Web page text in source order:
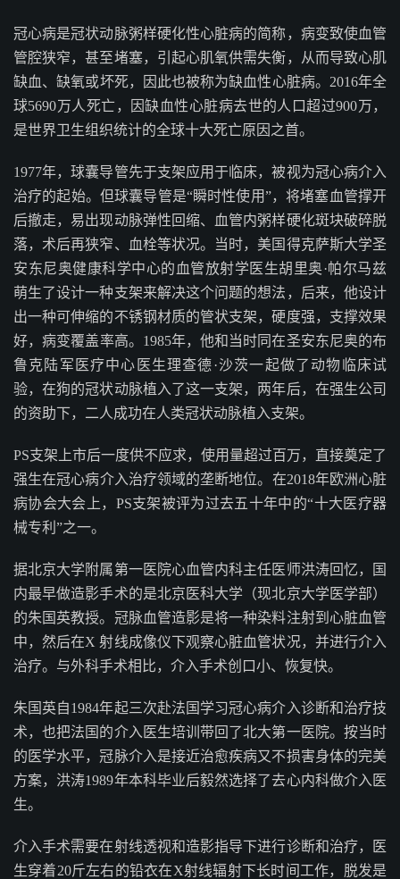
冠心病是冠状动脉粥样硬化性心脏病的简称，病变致使血管
管腔狭窄，甚至堵塞，引起心肌氧供需失衡，从而导致心肌
缺血、缺氧或坏死，因此也被称为缺血性心脏病。2016年全
球5690万人死亡，因缺血性心脏病去世的人口超过900万，
是世界卫生组织统计的全球十大死亡原因之首。
1977年，球囊导管先于支架应用于临床，被视为冠心病介入
治疗的起始。但球囊导管是“瞬时性使用”，将堵塞血管撑开
后撤走，易出现动脉弹性回缩、血管内粥样硬化斑块破碎脱
落，术后再狭窄、血栓等状况。当时，美国得克萨斯大学圣
安东尼奥健康科学中心的血管放射学医生胡里奥·帕尔马兹
萌生了设计一种支架来解决这个问题的想法，后来，他设计
出一种可伸缩的不锈钢材质的管状支架，硬度强，支撑效果
好，病变覆盖率高。1985年，他和当时同在圣安东尼奥的布
鲁克陆军医疗中心医生理查德·沙茨一起做了动物临床试
验，在狗的冠状动脉植入了这一支架，两年后，在强生公司
的资助下，二人成功在人类冠状动脉植入支架。
PS支架上市后一度供不应求，使用量超过百万，直接奠定了
强生在冠心病介入治疗领域的垄断地位。在2018年欧洲心脏
病协会大会上，PS支架被评为过去五十年中的“十大医疗器
械专利”之一。
据北京大学附属第一医院心血管内科主任医师洪涛回忆，国
内最早做造影手术的是北京医科大学（现北京大学医学部）
的朱国英教授。冠脉血管造影是将一种染料注射到心脏血管
中，然后在X 射线成像仪下观察心脏血管状况，并进行介入
治疗。与外科手术相比，介入手术创口小、恢复快。
朱国英自1984年起三次赴法国学习冠心病介入诊断和治疗技
术，也把法国的介入医生培训带回了北大第一医院。按当时
的医学水平，冠脉介入是接近治愈疾病又不损害身体的完美
方案，洪涛1989年本科毕业后毅然选择了去心内科做介入医
生。
介入手术需要在射线透视和造影指导下进行诊断和治疗，医
生穿着20斤左右的铅衣在X射线辐射下长时间工作，脱发是